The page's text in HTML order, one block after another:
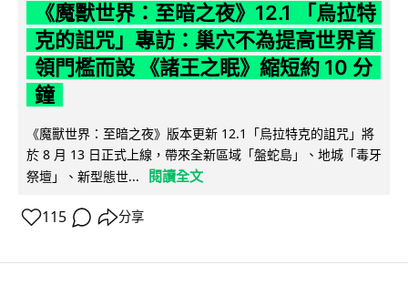
《魔獸世界：至暗之夜》12.1 「烏拉特
克的詛咒」專訪：巢穴不為提高世界首
領門檻而設 《諸王之眠》縮短約 10 分
鐘
《魔獸世界：至暗之夜》版本更新 12.1「烏拉特克的詛咒」將
於 8 月 13 日正式上線，帶來全新區域「盤蛇島」、地城「毒牙
祭壇」、新型態世...
閱讀全文
115 分享